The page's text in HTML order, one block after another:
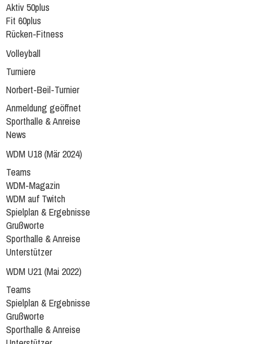
Aktiv 50plus
Fit 60plus
Rücken-Fitness
Volleyball
Turniere
Norbert-Beil-Turnier
Anmeldung geöffnet
Sporthalle & Anreise
News
WDM U18 (Mär 2024)
Teams
WDM-Magazin
WDM auf Twitch
Spielplan & Ergebnisse
Grußworte
Sporthalle & Anreise
Unterstützer
WDM U21 (Mai 2022)
Teams
Spielplan & Ergebnisse
Grußworte
Sporthalle & Anreise